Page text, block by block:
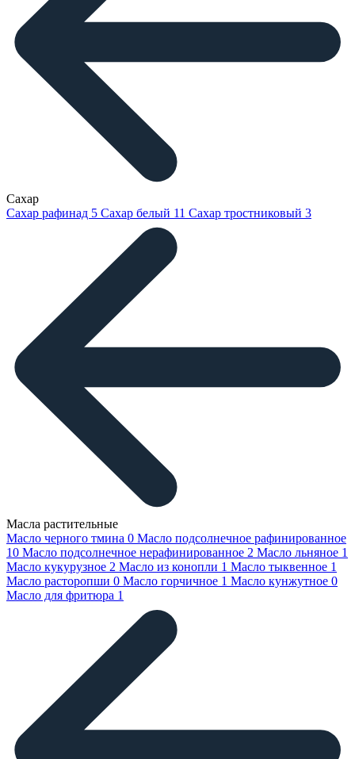
Сахар
Сахар рафинад 5 Сахар белый 11 Сахар тростниковый 3
Масла растительные
Масло черного тмина 0 Масло подсолнечное рафинированное
10 Масло подсолнечное нерафинированное 2 Масло льняное 1
Масло кукурузное 2 Масло из конопли 1 Масло тыквенное 1
Масло расторопши 0 Масло горчичное 1 Масло кунжутное 0
Масло для фритюра 1